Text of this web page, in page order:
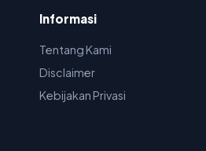
Informasi
Tentang Kami
Disclaimer
Kebijakan Privasi